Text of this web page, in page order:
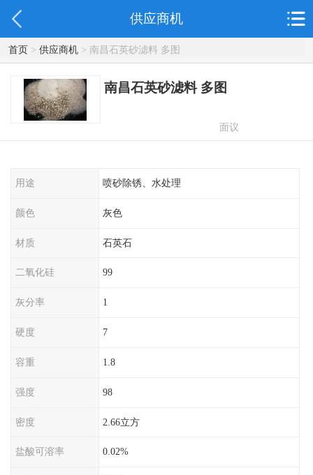
供应商机
首页> 供应商机> 南昌石英砂滤料 多图
南昌石英砂滤料 多图
面议
用途 喷砂除锈、水处理
颜色 灰色
材质 石英石
二氧化硅 99
灰分率 1
硬度 7
容重 1.8
强度 98
密度 2.66立方
盐酸可溶率 0.02%